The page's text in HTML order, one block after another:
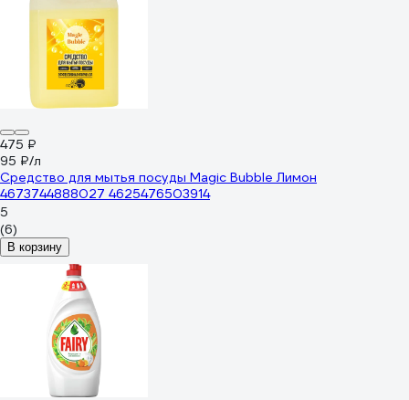
475 ₽
95 ₽/л
Средство для мытья посуды Magic Bubble Лимон
4673744888027 4625476503914
5
(6)
В корзину